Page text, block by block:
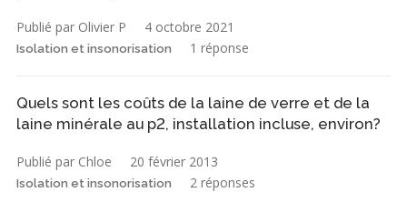
Publié par Olivier P 4 octobre 2021
Isolation et insonorisation 1 réponse
Quels sont les coûts de la laine de verre et de la
laine minérale au p2, installation incluse, environ?
Publié par Chloe 20 février 2013
Isolation et insonorisation 2 réponses